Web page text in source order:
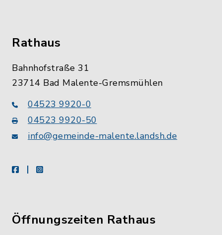
Rathaus
Bahnhofstraße 31
23714 Bad Malente-Gremsmühlen
04523 9920-0
04523 9920-50
info@gemeinde-malente.landsh.de
facebookinstagram
Öffnungszeiten Rathaus